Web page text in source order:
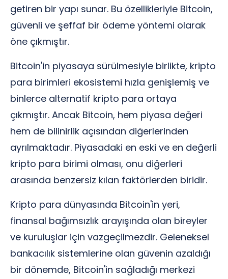
getiren bir yapı sunar. Bu özellikleriyle Bitcoin,
güvenli ve şeffaf bir ödeme yöntemi olarak
öne çıkmıştır.
Bitcoin'in piyasaya sürülmesiyle birlikte, kripto
para birimleri ekosistemi hızla genişlemiş ve
binlerce alternatif kripto para ortaya
çıkmıştır. Ancak Bitcoin, hem piyasa değeri
hem de bilinirlik açısından diğerlerinden
ayrılmaktadır. Piyasadaki en eski ve en değerli
kripto para birimi olması, onu diğerleri
arasında benzersiz kılan faktörlerden biridir.
Kripto para dünyasında Bitcoin'in yeri,
finansal bağımsızlık arayışında olan bireyler
ve kuruluşlar için vazgeçilmezdir. Geleneksel
bankacılık sistemlerine olan güvenin azaldığı
bir dönemde, Bitcoin'in sağladığı merkezi